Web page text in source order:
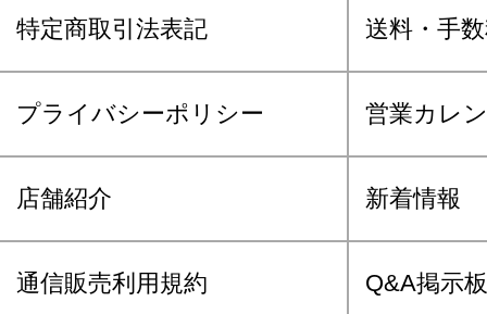
特定商取引法表記 送料・手
プライバシーポリシー 営業カレ
店舗紹介 新着情報
通信販売利用規約 Q&A掲示板